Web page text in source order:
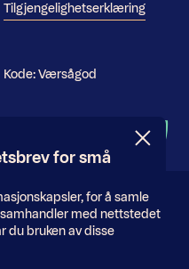
Tilgjengelighetserklæring
Kode:Værsågod
for å samle
med nettstedet
du bruken av disse
for små
Send inn